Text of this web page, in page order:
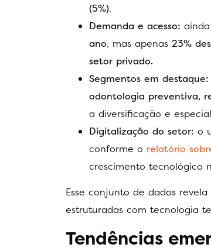
(5%).
Demanda e acesso:
ano, mas apenas 23%
setor privado.
Segmentos em destaque:
odontologia preventiva,
a diversificação e
Digitalização do setor: o
conforme o relatório
crescimento tecnológico
Esse conjunto de dados revela
estruturadas com tecnologia
Tendências